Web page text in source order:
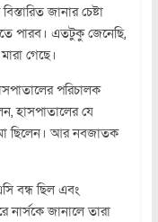
জানার চেষ্টা
পারব। এতটুকু জেনেছি,
গেছে।
পরিচালক
হাসপাতালের যে
ছিলেন। আর নবজাতক
বন্ধ ছিল এবং
নার্সকে জানালে তারা